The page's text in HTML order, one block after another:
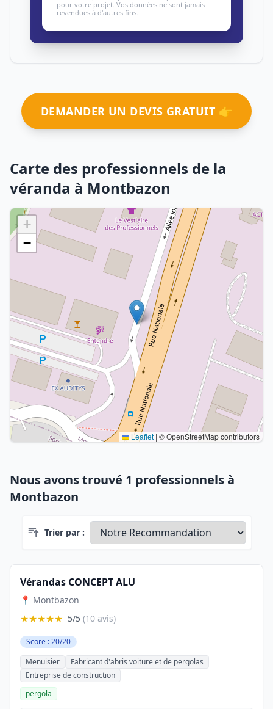
pour votre projet. Vos données ne sont jamais
revendues à d'autres fins.
DEMANDER UN DEVIS GRATUIT 👉
Carte des professionnels de la
véranda à Montbazon
+
−
Leaflet | © OpenStreetMap contributors
Nous avons trouvé 1 professionnels à
Montbazon
Trier par :
Vérandas CONCEPT ALU
📍 Montbazon
★★★★★ 5/5 (10 avis)
Score : 20/20
Menuisier
Fabricant d'abris voiture et de pergolas
Entreprise de construction
pergola